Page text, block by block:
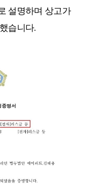
설명하며 상고가
습니다.